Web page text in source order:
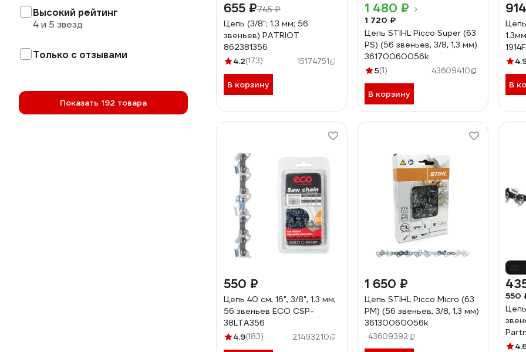
Высокий рейтинг
4 и 5 звезд
Только с отзывами
Показать 192 товара
655 ₽745 ₽
Цепь (3/8"; 1.3 мм; 56
звеньев) PATRIOT
862381356
4.2(173) 15174751
В корзину
1 480 ₽
1 720 ₽
Цепь STIHL Picco Super (63
PS) (56 звеньев, 3/8, 1,3 мм)
36170060056k
5(1) 43609410
В корзину
В
550 ₽
Цепь 40 см, 16", 3/8", 1.3 мм,
56 звеньев ECO CSP-
38LTA356
4.9(183) 21493210
1 650 ₽
Цепь STIHL Picco Micro (63
PM) (56 звеньев, 3/8, 1,3 мм)
36130060056k
43609392
550